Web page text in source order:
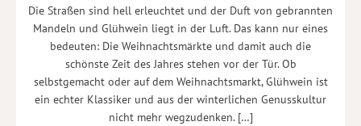
Die Straßen sind hell erleuchtet und der Duft von gebrannten
Mandeln und Glühwein liegt in der Luft. Das kann nur eines
bedeuten: Die Weihnachtsmärkte und damit auch die
schönste Zeit des Jahres stehen vor der Tür. Ob
selbstgemacht oder auf dem Weihnachtsmarkt, Glühwein ist
ein echter Klassiker und aus der winterlichen Genusskultur
nicht mehr wegzudenken. […]